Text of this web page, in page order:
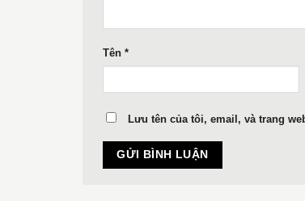
Tên *
Lưu tên của tôi, email, và trang